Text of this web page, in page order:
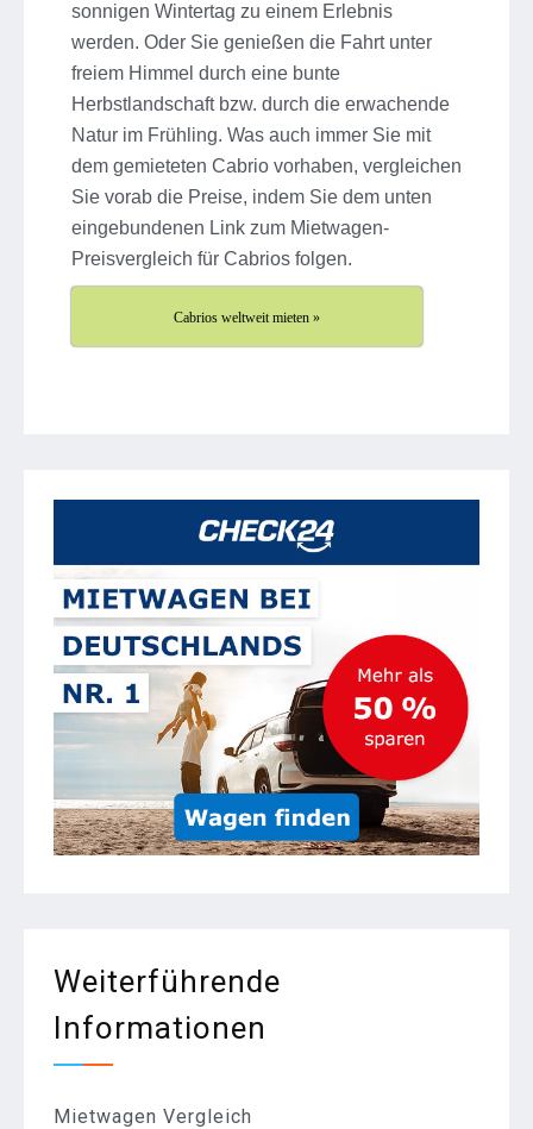
sonnigen Wintertag zu einem Erlebnis
werden. Oder Sie genießen die Fahrt unter
freiem Himmel durch eine bunte
Herbstlandschaft bzw. durch die erwachende
Natur im Frühling. Was auch immer Sie mit
dem gemieteten Cabrio vorhaben, vergleichen
Sie vorab die Preise, indem Sie dem unten
eingebundenen Link zum Mietwagen-
Preisvergleich für Cabrios folgen.
Cabrios weltweit mieten »
Weiterführende
Informationen
Mietwagen Vergleich